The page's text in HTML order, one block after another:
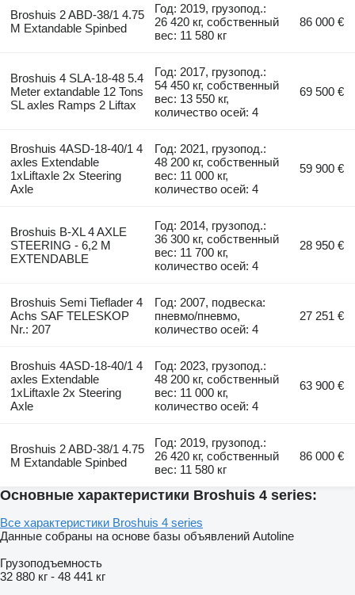
Broshuis 2 ABD-38/1 4.75
M Extandable Spinbed
Год: 2019, грузопод.:
26 420 кг, собственный
вес: 11 580 кг
86 000 €
Broshuis 4 SLA-18-48 5.4
Meter extandable 12 Tons
SL axles Ramps 2 Liftax
Год: 2017, грузопод.:
54 450 кг, собственный
вес: 13 550 кг,
количество осей: 4
69 500 €
Broshuis 4ASD-18-40/1 4
axles Extendable
1xLiftaxle 2x Steering
Axle
Год: 2021, грузопод.:
48 200 кг, собственный
вес: 11 000 кг,
количество осей: 4
59 900 €
Broshuis B-XL 4 AXLE
STEERING - 6,2 M
EXTENDABLE
Год: 2014, грузопод.:
36 300 кг, собственный
вес: 11 700 кг,
количество осей: 4
28 950 €
Broshuis Semi Tieflader 4
Achs SAF TELESKOP
Nr.: 207
Год: 2007, подвеска:
пневмо/пневмо,
количество осей: 4
27 251 €
Broshuis 4ASD-18-40/1 4
axles Extendable
1xLiftaxle 2x Steering
Axle
Год: 2023, грузопод.:
48 200 кг, собственный
вес: 11 000 кг,
количество осей: 4
63 900 €
Broshuis 2 ABD-38/1 4.75
M Extandable Spinbed
Год: 2019, грузопод.:
26 420 кг, собственный
вес: 11 580 кг
86 000 €
Основные характеристики Broshuis 4 series:
Все характеристики Broshuis 4 series
Данные собраны на основе базы объявлений Autoline
Грузоподъемность
32 880 кг - 48 441 кг